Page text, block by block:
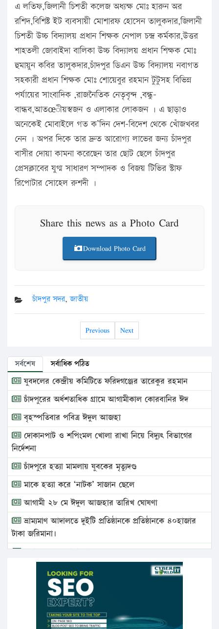
এ লতিফ,জিলানী চিশতী কলেজ অধ্যক্ষ মোঃ হারুন অর
রশিদ,বিশিষ্ট ইট ব্যবসায়ী মোশারফ হোসেন তালুকদার,জিলানী
চিশতী উচ্চ বিদ্যালয় প্রধান শিক্ষক নেপাল চন্দ্র কর্মকার,উত্তর
শাহতলী জোবাইদা বালিকা উচ্চ বিদ্যালয় প্রধান শিক্ষক মোঃ
হুমায়ুন কবির তালুকদার,চাঁদপুর ডিএন উচ্চ বিদ্যালয় নবাগত
সহকারী প্রধান শিক্ষক মোঃ শোয়েবুর রহমান টুটুসহ বিভিন্ন
পর্যায়ের সাংবাদিক ,রাজনৈতিক নেতৃবৃন্দ ,বন্ধু-
বান্ধব,আতœীয়স্বজন ও এলাকার লোকজন । এ ছাড়াও
অনেকেই মোবাইলে গত ক’দিন দেশ-বিদেশ থেকে খোঁজখবর
নেন । অপর দিকে তার দ্রুত আরোগ্য লাভের জন্য চাঁদপুর
বাসীর দোয়া কামনা করেছেন তার ছোট ছেলে চাঁদপুর
প্রেসক্লাবের যুগ্ম সাধারণ সম্পাদক ও বিজয় টিভির স্টাফ
রিপোটার সোহেল রুশদী ।
Share this news as a Photo Card
Download Photo Card
চাঁদপুর সদর,জাতীয়
Previous Next
সর্বশেষ সর্বাধিক পঠিত
যুবদলের কেন্দ্রীয় কমিটিতে ফরিদগঞ্জের তারেকুর রহমান
চাঁদপুরের অর্ধশতাধিক গ্রামে আগামীকাল কোরবানির ঈদ
বৃহস্পতিবার পবিত্র ঈদুল আজহা
দোকানপাট ও শপিংমল খোলা রাখা নিয়ে বিদ্যুৎ বিভাগের
নির্দেশনা
চাঁদপুরে হত্যা মামলায় যুবকের মৃত্যুদণ্ড
মাকে হত্যা করে ‘নাটক’ সাজান ছেলে
আগামী ২৮ মে ঈদুল আজহার তারিখ ঘোষণা
ভ্রাম্যমাণ আদালতে দুইটি প্রতিষ্ঠানকে প্রতিষ্ঠানকে ৪০হাজার
টাকা জরিমানা।
এবার লঞ্চের ভাড়া বাড়ল
১৭ থেকে ২১ শতাংশ বিদ্যুতের দাম বাড়ানোর প্রস্তাব পিডিবির
১৬ মে চাঁদপুর ও ২৫ মে ফেনী সফরে যাবেন প্রধানমন্ত্রী
উচ্চশিক্ষায় গৌরবময় অর্জন: পূর্ণ স্কলারশিপে যুক্তরাষ্ট্রে
পিএইচডি করছেন কুয়েটের কৃতি…